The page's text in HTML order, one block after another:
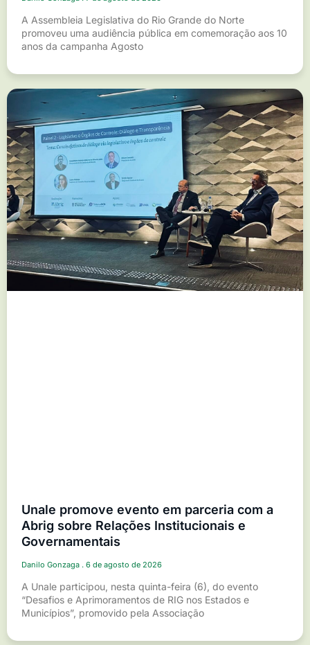
A Assembleia Legislativa do Rio Grande do Norte
promoveu uma audiência pública em comemoração aos 10
anos da campanha Agosto
Unale promove evento em parceria com a
Abrig sobre Relações Institucionais e
Governamentais
Danilo Gonzaga 6 de agosto de 2026
A Unale participou, nesta quinta-feira (6), do evento
“Desafios e Aprimoramentos de RIG nos Estados e
Municípios”, promovido pela Associação